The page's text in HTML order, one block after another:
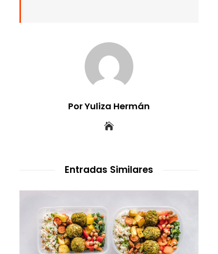
Por Yuliza Hermán
Entradas Similares